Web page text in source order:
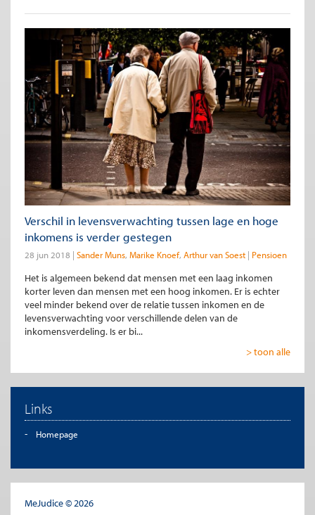
Verschil in levensverwachting tussen lage en hoge
inkomens is verder gestegen
28 jun 2018 Sander Muns Marike Knoef Arthur van Soest Pensioen
Het is algemeen bekend dat mensen met een laag inkomen
korter leven dan mensen met een hoog inkomen. Er is echter
veel minder bekend over de relatie tussen inkomen en de
levensverwachting voor verschillende delen van de
inkomensverdeling. Is er bi...
> toon alle
Links
Homepage
MeJudice © 2026